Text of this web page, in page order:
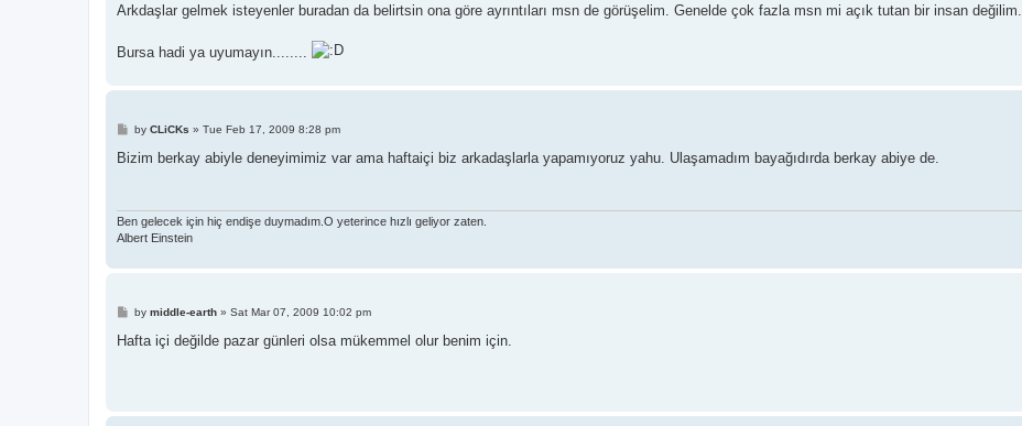
s
Arkdaşlar gelmek isteyenler buradan da belirtsin ona göre ayrıntıları msn de görüşelim. Genelde çok fazla msn mi açık tutan bir insan değilim.
Bursa hadi ya uyumayın........
P
s
by CLiCKs » Tue Feb 17, 2009 8:28 pm
Bizim berkay abiyle deneyimimiz var ama haftaiçi biz arkadaşlarla yapamıyoruz yahu. Ulaşamadım bayağıdırda berkay abiye de.
Ben gelecek için hiç endişe duymadım.O yeterince hızlı geliyor zaten.
Albert Einstein
P
s
by middle-earth» Sat Mar 07, 2009 10:02 pm
Hafta içi değilde pazar günleri olsa mükemmel olur benim için.